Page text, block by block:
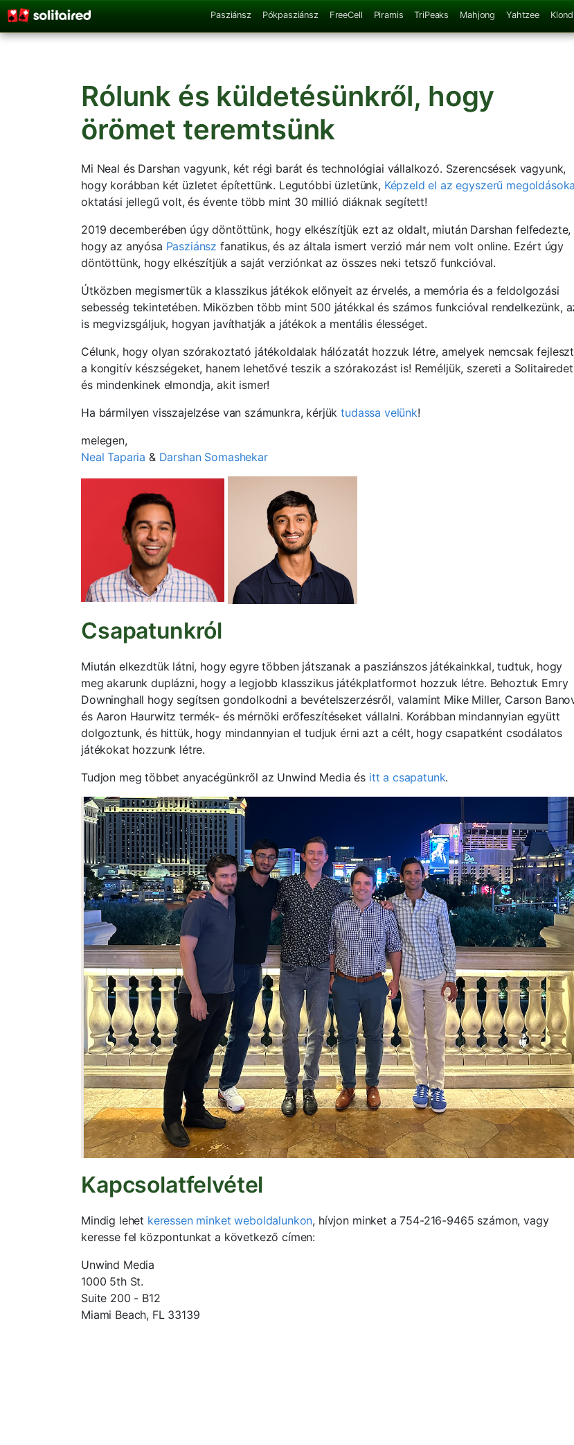
Pasziánsz Pókpasziánsz FreeCell Piramis TriPeaks Mahjong Yahtzee
Rólunk és küldetésünkről, hogy
örömet teremtsünk
Mi Neal és Darshan vagyunk, két régi barát és technológiai vállalkozó. Szerencsések vagyunk,
hogy korábban két üzletet építettünk. Legutóbbi üzletünk, Képzeld el az egyszerű
oktatási jellegű volt, és évente több mint 30 millió diáknak segített!
2019 decemberében úgy döntöttünk, hogy elkészítjük ezt az oldalt, miután Darshan felfedezte,
hogy az anyósa Pasziánsz fanatikus, és az általa ismert verzió már nem volt online. Ezért úgy
döntöttünk, hogy elkészítjük a saját verziónkat az összes neki tetsző funkcióval.
Útközben megismertük a klasszikus játékok előnyeit az érvelés, a memória és a feldolgozási
sebesség tekintetében. Miközben több mint 500 játékkal és számos funkcióval rendelkezünk,
is megvizsgáljuk, hogyan javíthatják a játékok a mentális élességet.
Célunk, hogy olyan szórakoztató játékoldalak hálózatát hozzuk létre, amelyek nemcsak
a kongitív készségeket, hanem lehetővé teszik a szórakozást is! Reméljük, szereti a
és mindenkinek elmondja, akit ismer!
Ha bármilyen visszajelzése van számunkra, kérjüktudassa velünk!
melegen,
Neal Taparia & Darshan Somashekar
Csapatunkról
Miután elkezdtük látni, hogy egyre többen játszanak a pasziánszos játékainkkal, tudtuk, hogy
meg akarunk duplázni, hogy a legjobb klasszikus játékplatformot hozzuk létre. Behoztuk Emry
Downinghall hogy segítsen gondolkodni a bevételszerzésről, valamint Mike Miller, Carson
és Aaron Haurwitz termék- és mérnöki erőfeszítéseket vállalni. Korábban mindannyian együtt
dolgoztunk, és hittük, hogy mindannyian el tudjuk érni azt a célt, hogy csapatként csodálatos
játékokat hozzunk létre.
Tudjon meg többet anyacégünkről az Unwind Media és itt a csapatunk.
Kapcsolatfelvétel
Mindig lehet keressen minket weboldalunkon, hívjon minket a 754-216-9465 számon, vagy
keresse fel központunkat a következő címen:
Unwind Media
1000 5th St.
Suite 200 - B12
Miami Beach, FL 33139